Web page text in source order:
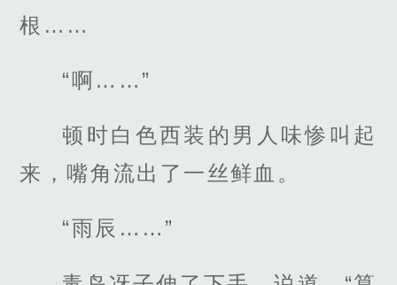
根……
“啊……”
顿时白色西装的男人味惨叫起
来，嘴角流出了一丝鲜血。
“雨辰……”